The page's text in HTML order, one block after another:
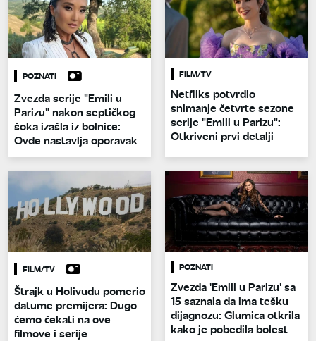
POZNATI
Zvezda serije "Emili u
Parizu" nakon septičkog
šoka izašla iz bolnice:
Ovde nastavlja oporavak
FILM/TV
Netfliks potvrdio
snimanje četvrte sezone
serije "Emili u Parizu":
Otkriveni prvi detalji
FILM/TV
Štrajk u Holivudu pomerio
datume premijera: Dugo
ćemo čekati na ove
filmove i serije
POZNATI
Zvezda 'Emili u Parizu' sa
15 saznala da ima tešku
dijagnozu: Glumica otkrila
kako je pobedila bolest